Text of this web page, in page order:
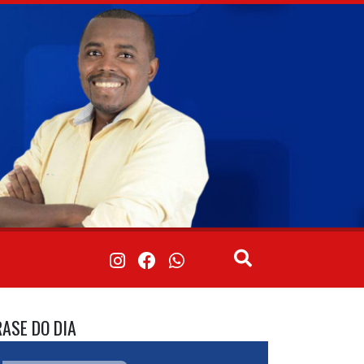
DO DIA